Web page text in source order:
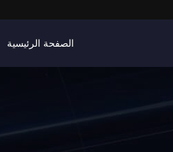
الصفحة الرئيسية